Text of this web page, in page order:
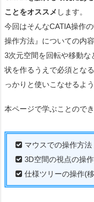
ことをオススメ します。
今回はそんなCATIA操作
操作方法』についての内容
3次元空間を回転や移動
状を作るうえで必須とな
っかりと使いこなせるよ
本ページで学ぶことので
マウスでの操作方法
3D空間の視点の操
仕様ツリーの操作(